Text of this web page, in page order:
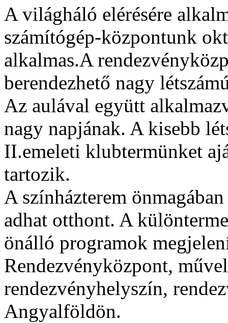
A világháló elérésére
számítógép-központunk
alkalmas.A
berendezhető nagy
Az aulával együtt
nagy napjának. A kisebb
II.emeleti klubtermünket
tartozik.
A színházterem
adhat otthont. A
önálló programok
Rendezvényközpont,
rendezvényhelyszín,
Angyalföldön.